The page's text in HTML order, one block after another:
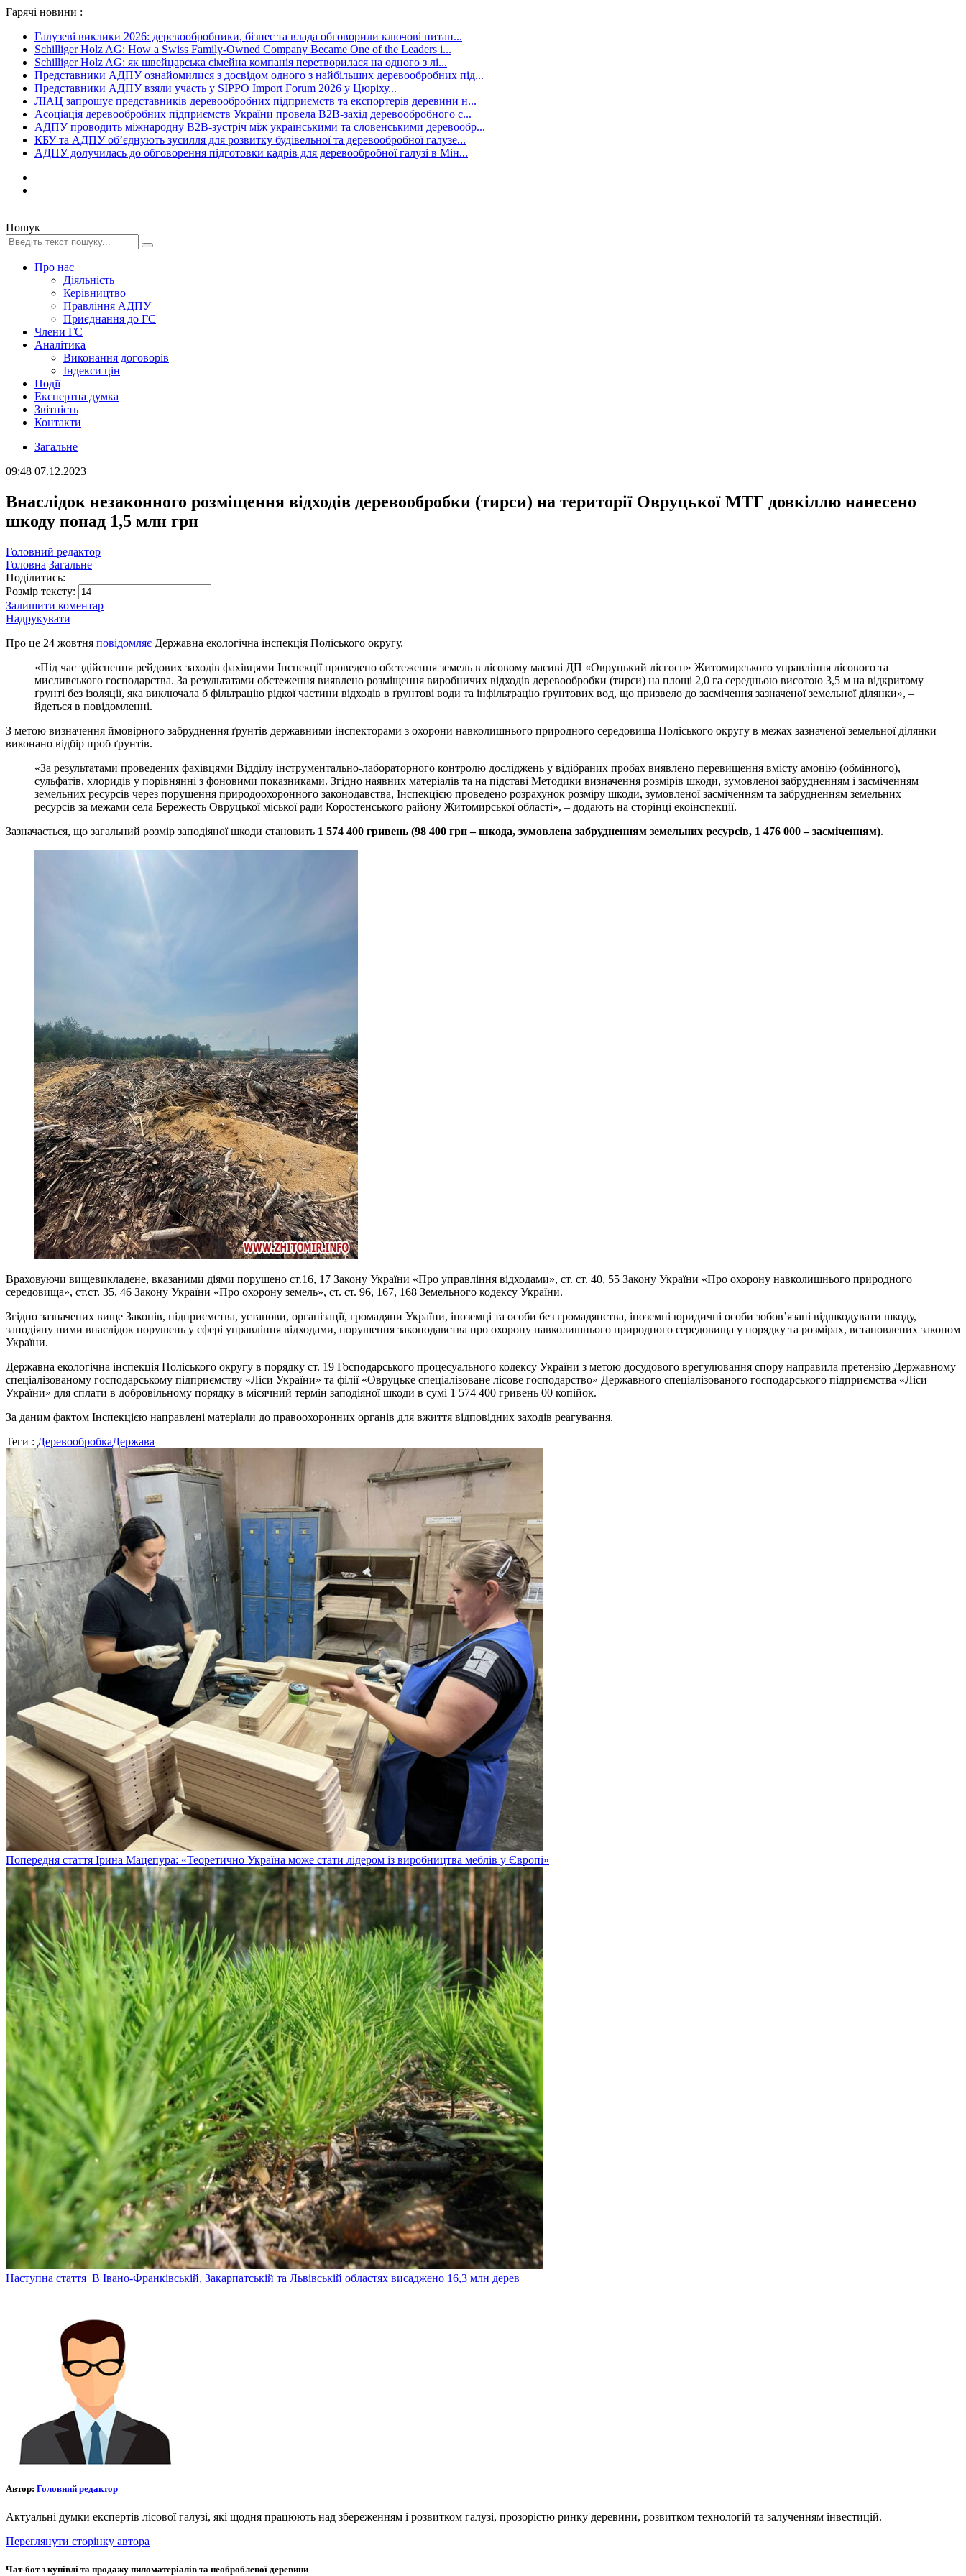
Гарячі новини :
Галузеві виклики 2026: деревообробники, бізнес та влада обговорили ключові питан...
Schilliger Holz AG: How a Swiss Family-Owned Company Became One of the Leaders i...
Schilliger Holz AG: як швейцарська сімейна компанія перетворилася на одного з лі...
Представники АДПУ ознайомилися з досвідом одного з найбільших деревообробних під...
Представники АДПУ взяли участь у SIPPO Import Forum 2026 у Цюріху...
ЛІАЦ запрошує представників деревообробних підприємств та експортерів деревини н...
Асоціація деревообробних підприємств України провела B2B-захід деревообробного с...
АДПУ проводить міжнародну B2B-зустріч між українськими та словенськими деревообр...
КБУ та АДПУ об’єднують зусилля для розвитку будівельної та деревообробної галузе...
АДПУ долучилась до обговорення підготовки кадрів для деревообробної галузі в Мін...
Пошук
Про нас
Діяльність
Керівництво
Правління АДПУ
Приєднання до ГС
Члени ГС
Аналітика
Виконання договорів
Індекси цін
Події
Експертна думка
Звітність
Контакти
Загальне
09:48 07.12.2023
Внаслідок незаконного розміщення відходів деревообробки (тирси) на території Овруцької МТГ довкіллю нанесено
шкоду понад 1,5 млн грн
Головний редактор
Головна Загальне
Поділитись:
Розмір тексту:
Залишити коментар
Надрукувати
Про це 24 жовтня повідомляє Державна екологічна інспекція Поліського округу.
«Під час здійснення рейдових заходів фахівцями Інспекції проведено обстеження земель в лісовому масиві ДП «Овруцький лісгосп» Житомирського управління лісового та
мисливського господарства. За результатами обстеження виявлено розміщення виробничих відходів деревообробки (тирси) на площі 2,0 га середньою висотою 3,5 м на відкритому
ґрунті без ізоляції, яка виключала б фільтрацію рідкої частини відходів в ґрунтові води та інфільтрацію ґрунтових вод, що призвело до засмічення зазначеної земельної ділянки», –
йдеться в повідомленні.
З метою визначення ймовірного забруднення ґрунтів державними інспекторами з охорони навколишнього природного середовища Поліського округу в межах зазначеної земельної ділянки
виконано відбір проб ґрунтів.
«За результатами проведених фахівцями Відділу інструментально-лабораторного контролю досліджень у відібраних пробах виявлено перевищення вмісту амонію (обмінного),
сульфатів, хлоридів у порівнянні з фоновими показниками. Згідно наявних матеріалів та на підставі Методики визначення розмірів шкоди, зумовленої забрудненням і засміченням
земельних ресурсів через порушення природоохоронного законодавства, Інспекцією проведено розрахунок розміру шкоди, зумовленої засміченням та забрудненням земельних
ресурсів за межами села Бережесть Овруцької міської ради Коростенського району Житомирської області», – додають на сторінці екоінспекції.
Зазначається, що загальний розмір заподіяної шкоди становить 1 574 400 гривень (98 400 грн – шкода, зумовлена забрудненням земельних ресурсів, 1 476 000 – засміченням).
Враховуючи вищевикладене, вказаними діями порушено ст.16, 17 Закону України «Про управління відходами», ст. ст. 40, 55 Закону України «Про охорону навколишнього природного
середовища», ст.ст. 35, 46 Закону України «Про охорону земель», ст. ст. 96, 167, 168 Земельного кодексу України.
Згідно зазначених вище Законів, підприємства, установи, організації, громадяни України, іноземці та особи без громадянства, іноземні юридичні особи зобов’язані відшкодувати шкоду,
заподіяну ними внаслідок порушень у сфері управління відходами, порушення законодавства про охорону навколишнього природного середовища у порядку та розмірах, встановлених законом
України.
Державна екологічна інспекція Поліського округу в порядку ст. 19 Господарського процесуального кодексу України з метою досудового врегулювання спору направила претензію Державному
спеціалізованому господарському підприємству «Ліси України» та філії «Овруцьке спеціалізоване лісове господарство» Державного спеціалізованого господарського підприємства «Ліси
України» для сплати в добровільному порядку в місячний термін заподіяної шкоди в сумі 1 574 400 гривень 00 копійок.
За даним фактом Інспекцією направлені матеріали до правоохоронних органів для вжиття відповідних заходів реагування.
Теги : ДеревообробкаДержава
Попередня стаття Ірина Мацепура: «Теоретично Україна може стати лідером із виробництва меблів у Європі»
Наступна стаття В Івано-Франківській, Закарпатській та Львівській областях висаджено 16,3 млн дерев
Автор: Головний редактор
Актуальні думки експертів лісової галузі, які щодня працюють над збереженням і розвитком галузі, прозорістю ринку деревини, розвитком технологій та залученням інвестицій.
Переглянути сторінку автора
Чат-бот з купівлі та продажу пиломатеріалів та необробленої деревини